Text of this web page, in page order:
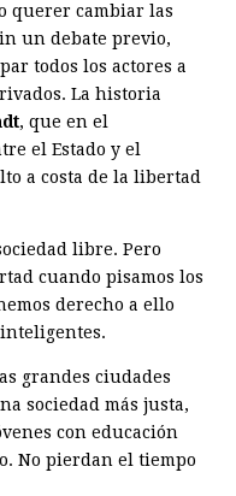
querer cambiar las
un debate previo,
todos los actores a
La historia
, que en el
el Estado y el
a costa de la libertad
libre. Pero
cuando pisamos los
derecho a ello
grandes ciudades
sociedad más justa,
con educación
No pierdan el tiempo